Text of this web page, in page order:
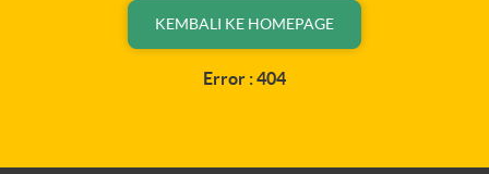
KEMBALI KE HOMEPAGE
Error : 404